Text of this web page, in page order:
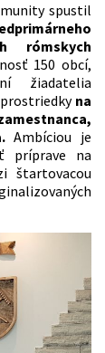
spustil
rómskych
150 obcí,
žiadatelia
na
Ambíciou je
príprave na
štartovacou